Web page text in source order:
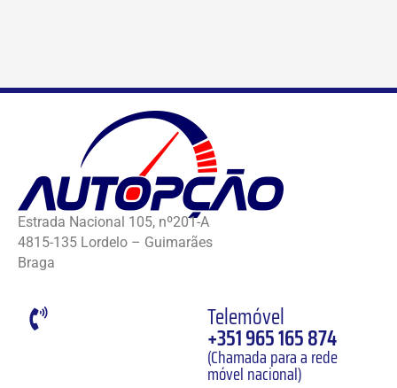
Estrada Nacional 105, nº201-A
4815-135 Lordelo – Guimarães
Braga
Telemóvel
+351 965 165 874
(Chamada para a rede
móvel nacional)